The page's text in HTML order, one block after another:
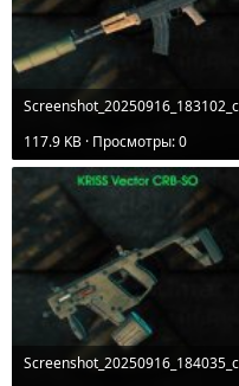
117.9 KB · Просмотры: 0